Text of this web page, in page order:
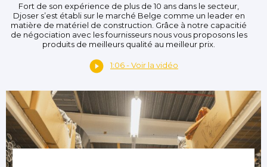
Fort de son expérience de plus de 10 ans dans le secteur,
Djoser s’est établi sur le marché Belge comme un leader en
matière de matériel de construction. Grâce à notre capacitié
de négociation avec les fournisseurs nous vous proposons les
produits de meilleurs qualité au meilleur prix.
1:06 - Voir la vidéo